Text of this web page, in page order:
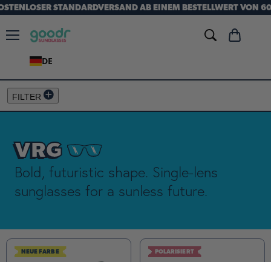
STANDARDVERSAND AB EINEM BESTELLWERT VON
Menü
DE
FILTER
VRG
Bold, futuristic shape. Single-lens
sunglasses for a sunless future.
NEUE FARBE POLARISIERT